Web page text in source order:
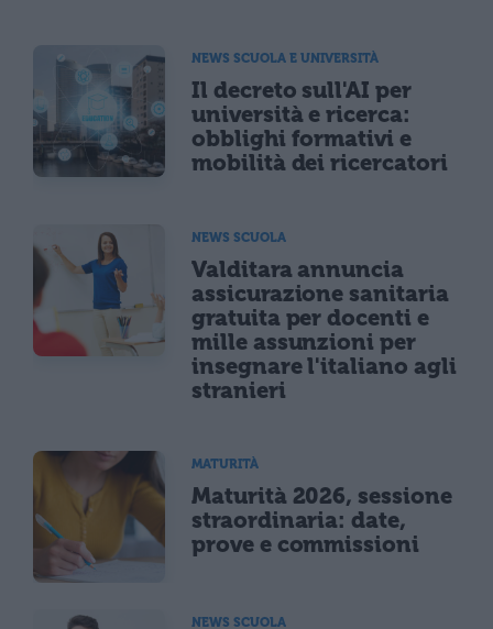
NEWS SCUOLA E UNIVERSITÀ
Il decreto sull'AI per
università e ricerca:
obblighi formativi e
mobilità dei ricercatori
NEWS SCUOLA
Valditara annuncia
assicurazione sanitaria
gratuita per docenti e
mille assunzioni per
insegnare l'italiano agli
stranieri
MATURITÀ
Maturità 2026, sessione
straordinaria: date,
prove e commissioni
NEWS SCUOLA